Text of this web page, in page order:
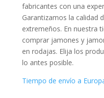
fabricantes con una
Garantizamos la calidad
extremeños. En nuestra
comprar jamones y
en rodajas. Elija los
lo antes posible.
Tiempo de envío a